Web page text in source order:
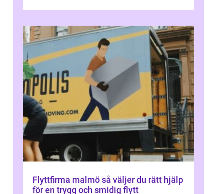
Flyttfirma malmö så väljer du rätt hjälp
för en trygg och smidig flytt